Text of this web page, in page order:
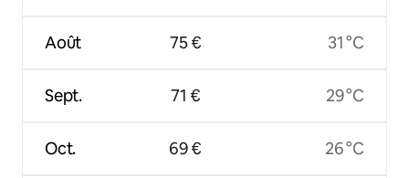
Août
Sept.
Oct.
75 €
71 €
69 €
31 °C
29 °C
26 °C